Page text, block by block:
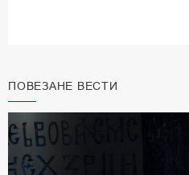
ПОВЕЗАНЕ ВЕСТИ